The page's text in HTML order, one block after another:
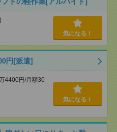
気になる！
円[派遣]
4400円/月額30
気になる！